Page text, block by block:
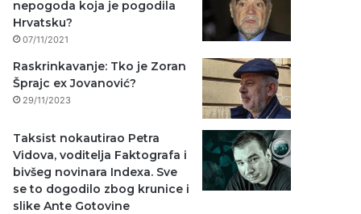
nepogoda koja je pogodila
Hrvatsku?
07/11/2021
Raskrinkavanje: Tko je Zoran
Šprajc ex Jovanović?
29/11/2023
Taksist nokautirao Petra
Vidova, voditelja Faktografa i
bivšeg novinara Indexa. Sve
se to dogodilo zbog krunice i
slike Ante Gotovine